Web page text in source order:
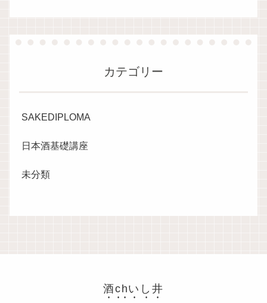
カテゴリー
SAKEDIPLOMA
日本酒基礎講座
未分類
酒chいし井